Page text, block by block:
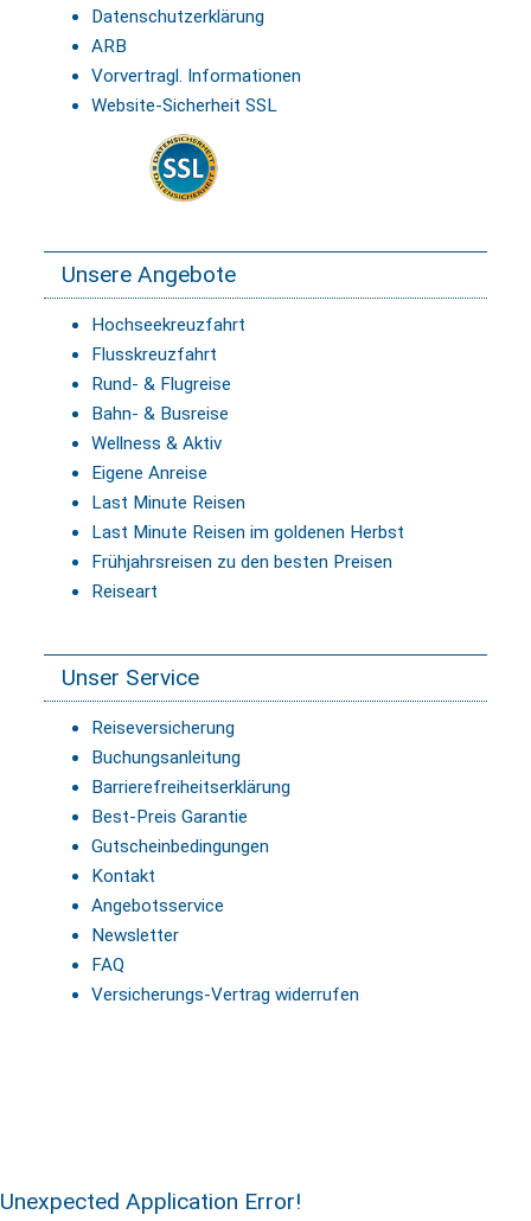
Datenschutzerklärung
ARB
Vorvertragl. Informationen
Website-Sicherheit SSL
Unsere Angebote
Hochseekreuzfahrt
Flusskreuzfahrt
Rund- & Flugreise
Bahn- & Busreise
Wellness & Aktiv
Eigene Anreise
Last Minute Reisen
Last Minute Reisen im goldenen Herbst
Frühjahrsreisen zu den besten Preisen
Reiseart
Unser Service
Reiseversicherung
Buchungsanleitung
Barrierefreiheitserklärung
Best-Preis Garantie
Gutscheinbedingungen
Kontakt
Angebotsservice
Newsletter
FAQ
Versicherungs-Vertrag widerrufen
Unexpected Application Error!